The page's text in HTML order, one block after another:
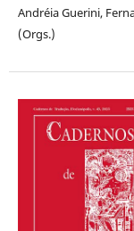
Andréia Guerini,
(Orgs.)